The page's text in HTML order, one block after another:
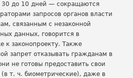
30 до 10 дней — сокращаются
запросов органов власти
связанным с незаконной
данных, говорится в
к законопроекту. Также
запрет отказывать гражданам в
не готовы предоставить свои
т. ч. биометрические), даже в